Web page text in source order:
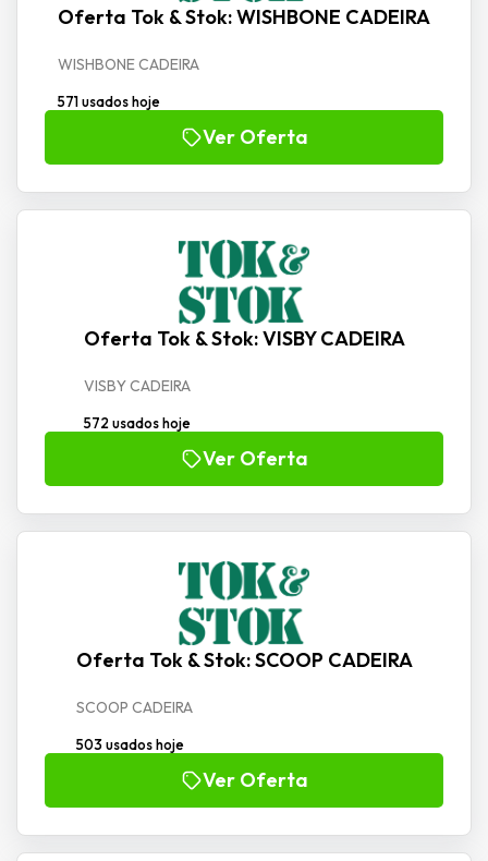
Oferta Tok & Stok: WISHBONE CADEIRA
WISHBONE CADEIRA
571 usados hoje
Ver Oferta
Oferta Tok & Stok: VISBY CADEIRA
VISBY CADEIRA
572 usados hoje
Ver Oferta
Oferta Tok & Stok: SCOOP CADEIRA
SCOOP CADEIRA
503 usados hoje
Ver Oferta